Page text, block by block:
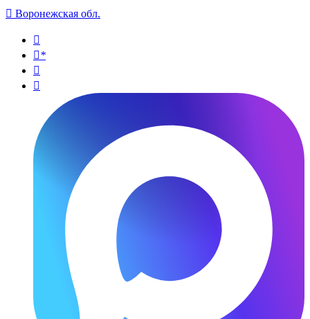
 Воронежская обл.

*

